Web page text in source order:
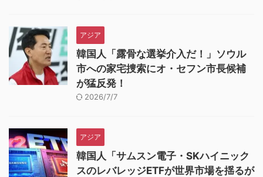
アジア
韓国人「露骨な選挙介入だ！」ソウル
市への家宅捜索にオ・セフン市長候補
が猛反発！
2026/7/7
アジア
韓国人「サムスン電子・SKハイニック
スのレバレッジETFが世界市場を揺るが